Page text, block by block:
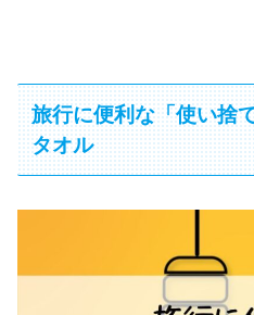
旅行に便利な「使い捨
タオル